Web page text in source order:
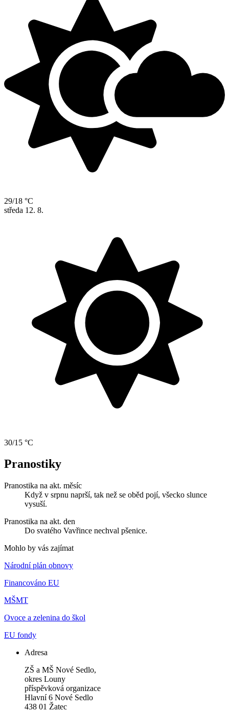
29/18 °C
středa 12. 8.
30/15 °C
Pranostiky
Pranostika na akt. měsíc
Když v srpnu naprší, tak než se oběd pojí, všecko slunce
vysuší.
Pranostika na akt. den
Do svatého Vavřince nechval pšenice.
Mohlo by vás zajímat
Národní plán obnovy
Financováno EU
MŠMT
Ovoce a zelenina do škol
EU fondy
Adresa
ZŠ a MŠ Nové Sedlo,
okres Louny
příspěvková organizace
Hlavní 6 Nové Sedlo
438 01 Žatec